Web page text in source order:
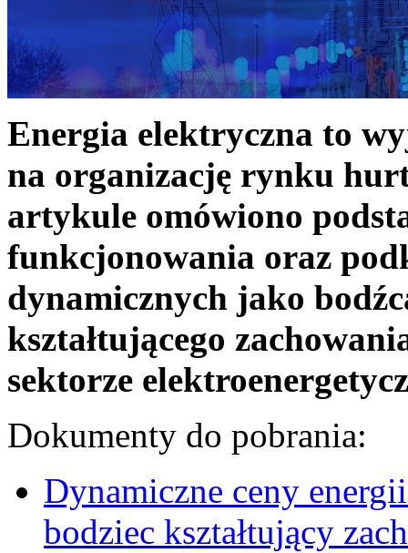
Energia elektryczna to
na organizację rynku
artykule omówiono
funkcjonowania oraz
dynamicznych jako
kształtującego
sektorze
Dokumenty do pobrania:
Dynamiczne ceny
bodziec kształtujący